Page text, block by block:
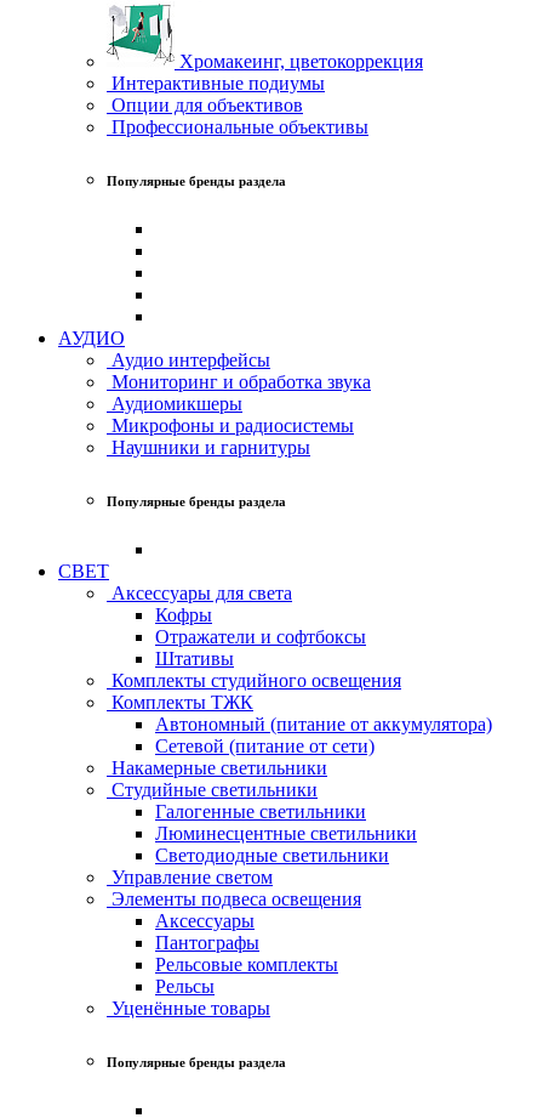
Хромакеинг, цветокоррекция
Интерактивные подиумы
Опции для объективов
Профессиональные объективы
Популярные бренды раздела
АУДИО
Аудио интерфейсы
Мониторинг и обработка звука
Аудиомикшеры
Микрофоны и радиосистемы
Наушники и гарнитуры
Популярные бренды раздела
СВЕТ
Аксессуары для света
Кофры
Отражатели и софтбоксы
Штативы
Комплекты студийного освещения
Комплекты ТЖК
Автономный (питание от аккумулятора)
Сетевой (питание от сети)
Накамерные светильники
Студийные светильники
Галогенные светильники
Люминесцентные светильники
Светодиодные светильники
Управление светом
Элементы подвеса освещения
Аксессуары
Пантографы
Рельсовые комплекты
Рельсы
Уценённые товары
Популярные бренды раздела